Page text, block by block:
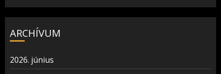
ARCHÍVUM
2026. június